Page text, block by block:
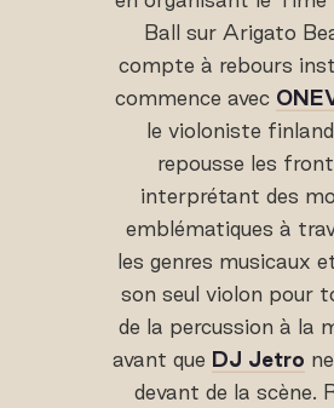
Ball sur Arigato
compte à rebours
commence avec
le violoniste
repousse les
interprétant des
emblématiques à
les genres musicaux
son seul violon pour
de la percussion à la
avant que DJ Jetro
devant de la scène.